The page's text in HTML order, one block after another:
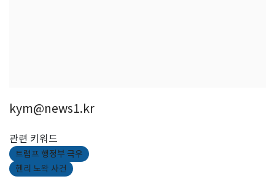
kym@news1.kr
관련 키워드
트럼프 행정부 극우
헨리 노왁 사건